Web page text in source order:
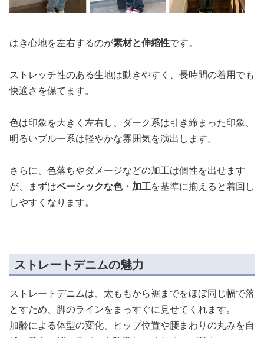
はき心地を左右するのが素材と伸縮性です。
ストレッチ性のある生地は動きやすく、長時間の着用でも
快適さを保てます。
色は印象を大きく左右し、ダーク系は引き締まった印象、
明るいブルー系は軽やかな雰囲気を演出します。
さらに、色落ちやダメージなどの加工は個性を出せます
が、まずはベーシックな色・加工を基準に揃えると着回し
しやすくなります。
ストレートデニムの魅力
ストレートデニムは、太ももから裾までをほぼ同じ幅で落
とすため、脚のラインをまっすぐに見せてくれます。
加齢による体型の変化、ヒップ位置や腰まわりの丸みを自